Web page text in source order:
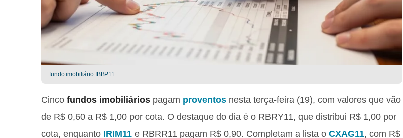
fundo imobiliário IBBP11
Cinco fundos imobiliários pagam proventos nesta terça-feira (19), com valores que vão
de R$ 0,60 a R$ 1,00 por cota. O destaque do dia é o RBRY11, que distribui R$ 1,00 por
cota, enquanto IRIM11 e RBRR11 pagam R$ 0,90. Completam a lista o CXAG11, com R$